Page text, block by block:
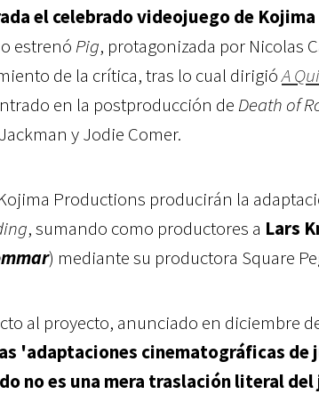
el celebrado videojuego de
estrenó Pig, protagonizada por Nicolas
de la crítica, tras lo cual dirigióA
en la postproducción de Death of
y Jodie Comer.
Productions producirán la
, sumando como productores a Lars
) mediante su productora Square
al proyecto, anunciado en diciembre
'adaptaciones cinematográficas de
no es una mera traslación literal